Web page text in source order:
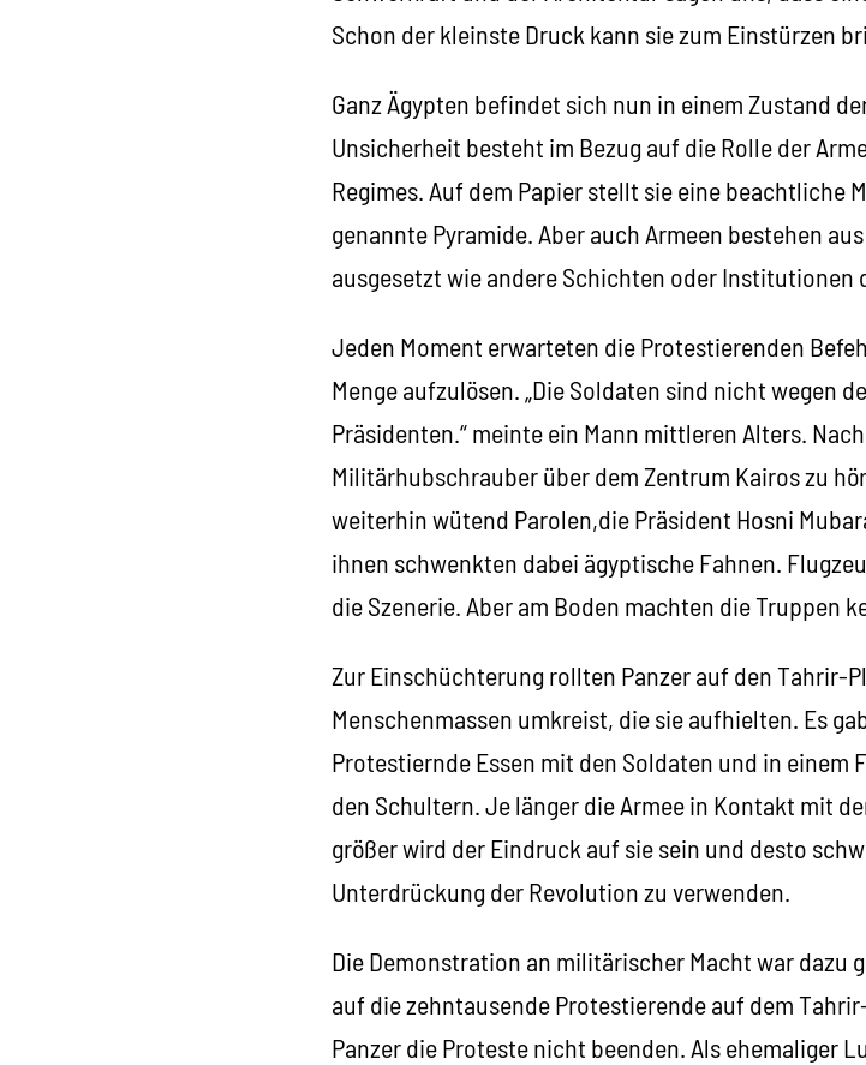
Schon der kleinste Druck kann sie zum Einstürzen
Ganz Ägypten befindet sich nun in einem Zustand
Unsicherheit besteht im Bezug auf die Rolle der
Regimes. Auf dem Papier stellt sie eine beachtliche
genannte Pyramide. Aber auch Armeen bestehen
ausgesetzt wie andere Schichten oder Institutionen
Jeden Moment erwarteten die Protestierenden
Menge aufzulösen. „Die Soldaten sind nicht wegen
Präsidenten.“ meinte ein Mann mittleren Alters.
Militärhubschrauber über dem Zentrum Kairos zu
weiterhin wütend Parolen,die Präsident Hosni
ihnen schwenkten dabei ägyptische Fahnen.
die Szenerie. Aber am Boden machten die Truppen
Zur Einschüchterung rollten Panzer auf den Tahrir-
Menschenmassen umkreist, die sie aufhielten. Es
Protestiernde Essen mit den Soldaten und in einem
den Schultern. Je länger die Armee in Kontakt mit
größer wird der Eindruck auf sie sein und desto
Unterdrückung der Revolution zu verwenden.
Die Demonstration an militärischer Macht war dazu
auf die zehntausende Protestierende auf dem
Panzer die Proteste nicht beenden. Als ehemaliger